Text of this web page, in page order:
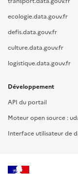
ecologie.data.gouv.fr
defis.data.gouv.fr
culture.data.gouv.fr
logistique.data.gouv.fr
Développement
API du portail
Moteur open source :
Interface utilisateur de